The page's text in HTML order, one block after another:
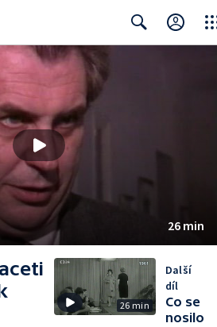
26 min
26 min
Další
díl
Co se
nosilo